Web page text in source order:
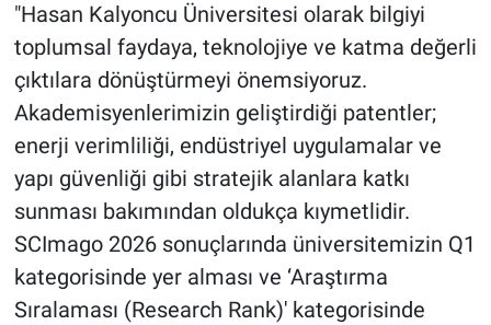
"Hasan Kalyoncu Üniversitesi olarak bilgiyi
toplumsal faydaya, teknolojiye ve katma değerli
çıktılara dönüştürmeyi önemsiyoruz.
Akademisyenlerimizin geliştirdiği patentler;
enerji verimliliği, endüstriyel uygulamalar ve
yapı güvenliği gibi stratejik alanlara katkı
sunması bakımından oldukça kıymetlidir.
SCImago 2026 sonuçlarında üniversitemizin Q1
kategorisinde yer alması ve ‘Araştırma
Sıralaması (Research Rank)' kategorisinde